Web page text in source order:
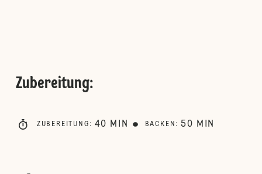
Zubereitung:
ZUBEREITUNG : 40 MIN BACKEN : 50 MIN